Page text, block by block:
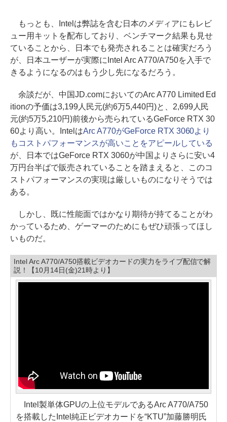
もっとも、Intelは弊誌を含む日本のメディアにもレビ
ュー用キットを配布しており、ベンチマーク結果も見せ
ていることから、日本でも発売されることは確実だろう
が、日本ユーザーが実際にIntel Arc A770/A750を入手で
きるようになるのはもう少し先になるだろう。
余談だが、中国JD.comにおいてのArc A770 Limited Ed
itionの予価は3,199人民元(約6万5,440円)と、2,699人民
元(約5万5,210円)前後から売られているGeForce RTX 30
60より高い。IntelはArc A770がGeForce RTX 3060より
もコストパフォーマンスが高いことをアピールしている
が、日本ではGeForce RTX 3060が中国よりさらに安い4
万円台半ばで販売されていることを踏まえると、このコ
ストパフォーマンスの実現は厳しいものになりそうでは
ある。
しかし、既に性能面ではかなり期待が持てることがわ
かっているため、ゲーマーのためにもぜひ頑張ってほし
いものだ。
Intel Arc A770/A750搭載ビデオカードの実力をライブ配信で解
説！【10月14日(金)21時より】
Intel製単体GPUの上位モデルであるArc A770/A750
を搭載したIntel純正ビデオカードを“KTU”加藤勝明氏